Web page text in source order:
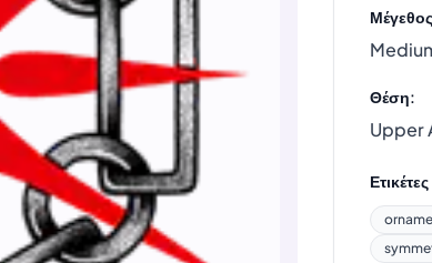
Μέγεθος
Θέση:
Upper
Ετικέτες